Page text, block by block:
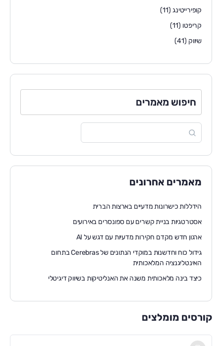
קופירייטינג(11)
קריפטו (11)
שיווק (41)
חיפוש מאמרים
מאמרים אחרונים
הידללות כישרונות מדעיים בארצות הברית
אסטרטגיות בניית קשרים עם ספונסרים באירועים
ארגון חדש מקדם חקירות מדעיות עם דגש על AI
גידול כוח וחדשנות במוקדי הנתונים של Cerebras בתחום
האינטליגנציה המלאכותית
כיצד בינה מלאכותית משנה את האנליטיקות בשיווק דיגיטלי
קורסים מומלצים